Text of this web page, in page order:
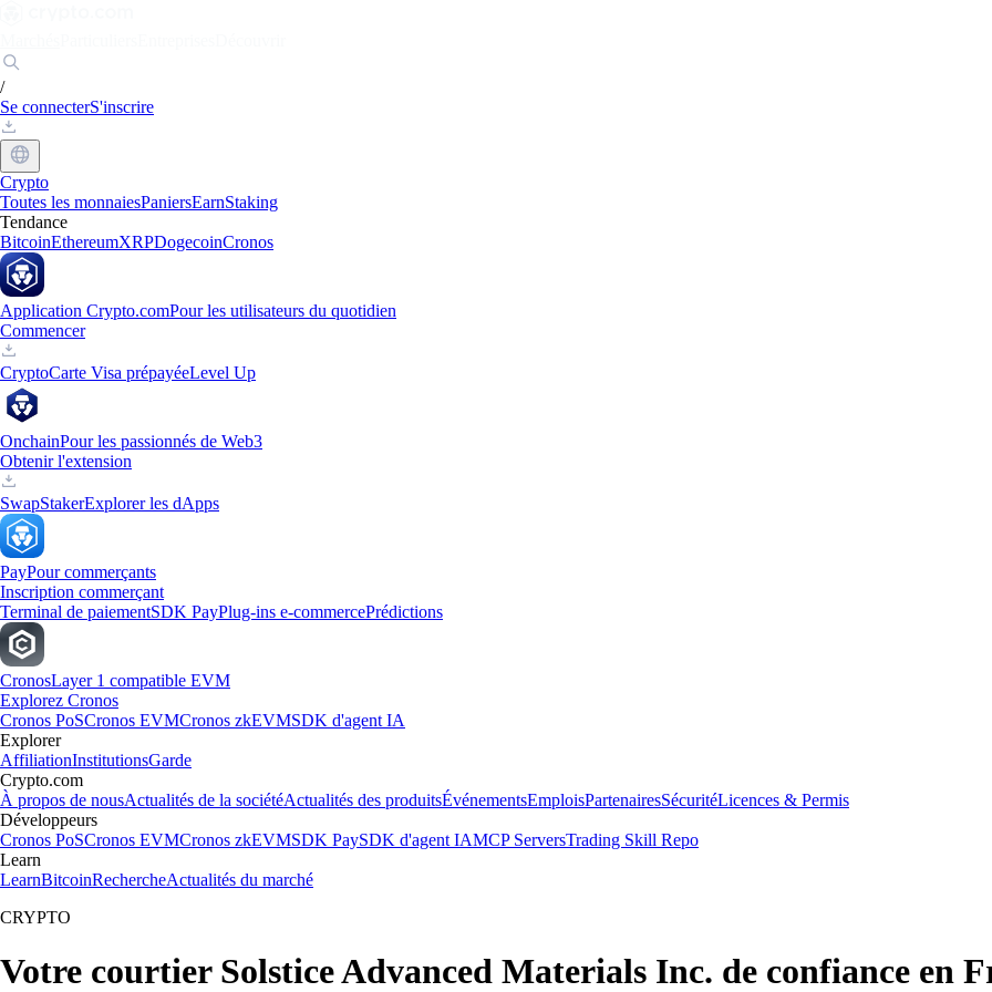
/
Se connecterS'inscrire
Crypto
Toutes les monnaiesPaniersEarnStaking
Tendance
BitcoinEthereumXRPDogecoinCronos
Application Crypto.comPour les utilisateurs du quotidien
Commencer
CryptoCarte Visa prépayéeLevel Up
OnchainPour les passionnés de Web3
Obtenir l'extension
SwapStakerExplorer les dApps
PayPour commerçants
Inscription commerçant
Terminal de paiementSDK PayPlug-ins e-commercePrédictions
CronosLayer 1 compatible EVM
Explorez Cronos
Cronos PoSCronos EVMCronos zkEVMSDK d'agent IA
Explorer
AffiliationInstitutionsGarde
Crypto.com
À propos de nousActualités de la sociétéActualités des produitsÉvénementsEmploisPartenairesSécuritéLicences & Permis
Développeurs
Cronos PoSCronos EVMCronos zkEVMSDK PaySDK d'agent IAMCP ServersTrading Skill Repo
Learn
LearnBitcoinRechercheActualités du marché
CRYPTO
Votre courtier Solstice Advanced Materials Inc. de confiance en